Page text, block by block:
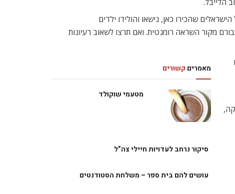
שהכירו כאן, נישאו והולידו ילדים
מקור השראה רומנטית. ואם תרצו לשאוב רעיונות
מאמרים קשורים
מטעמי שוקולד
סיקור נרחב לעדויות חיילי צה”ל
עושים להם בית ספר – משלחת הסטודנטים